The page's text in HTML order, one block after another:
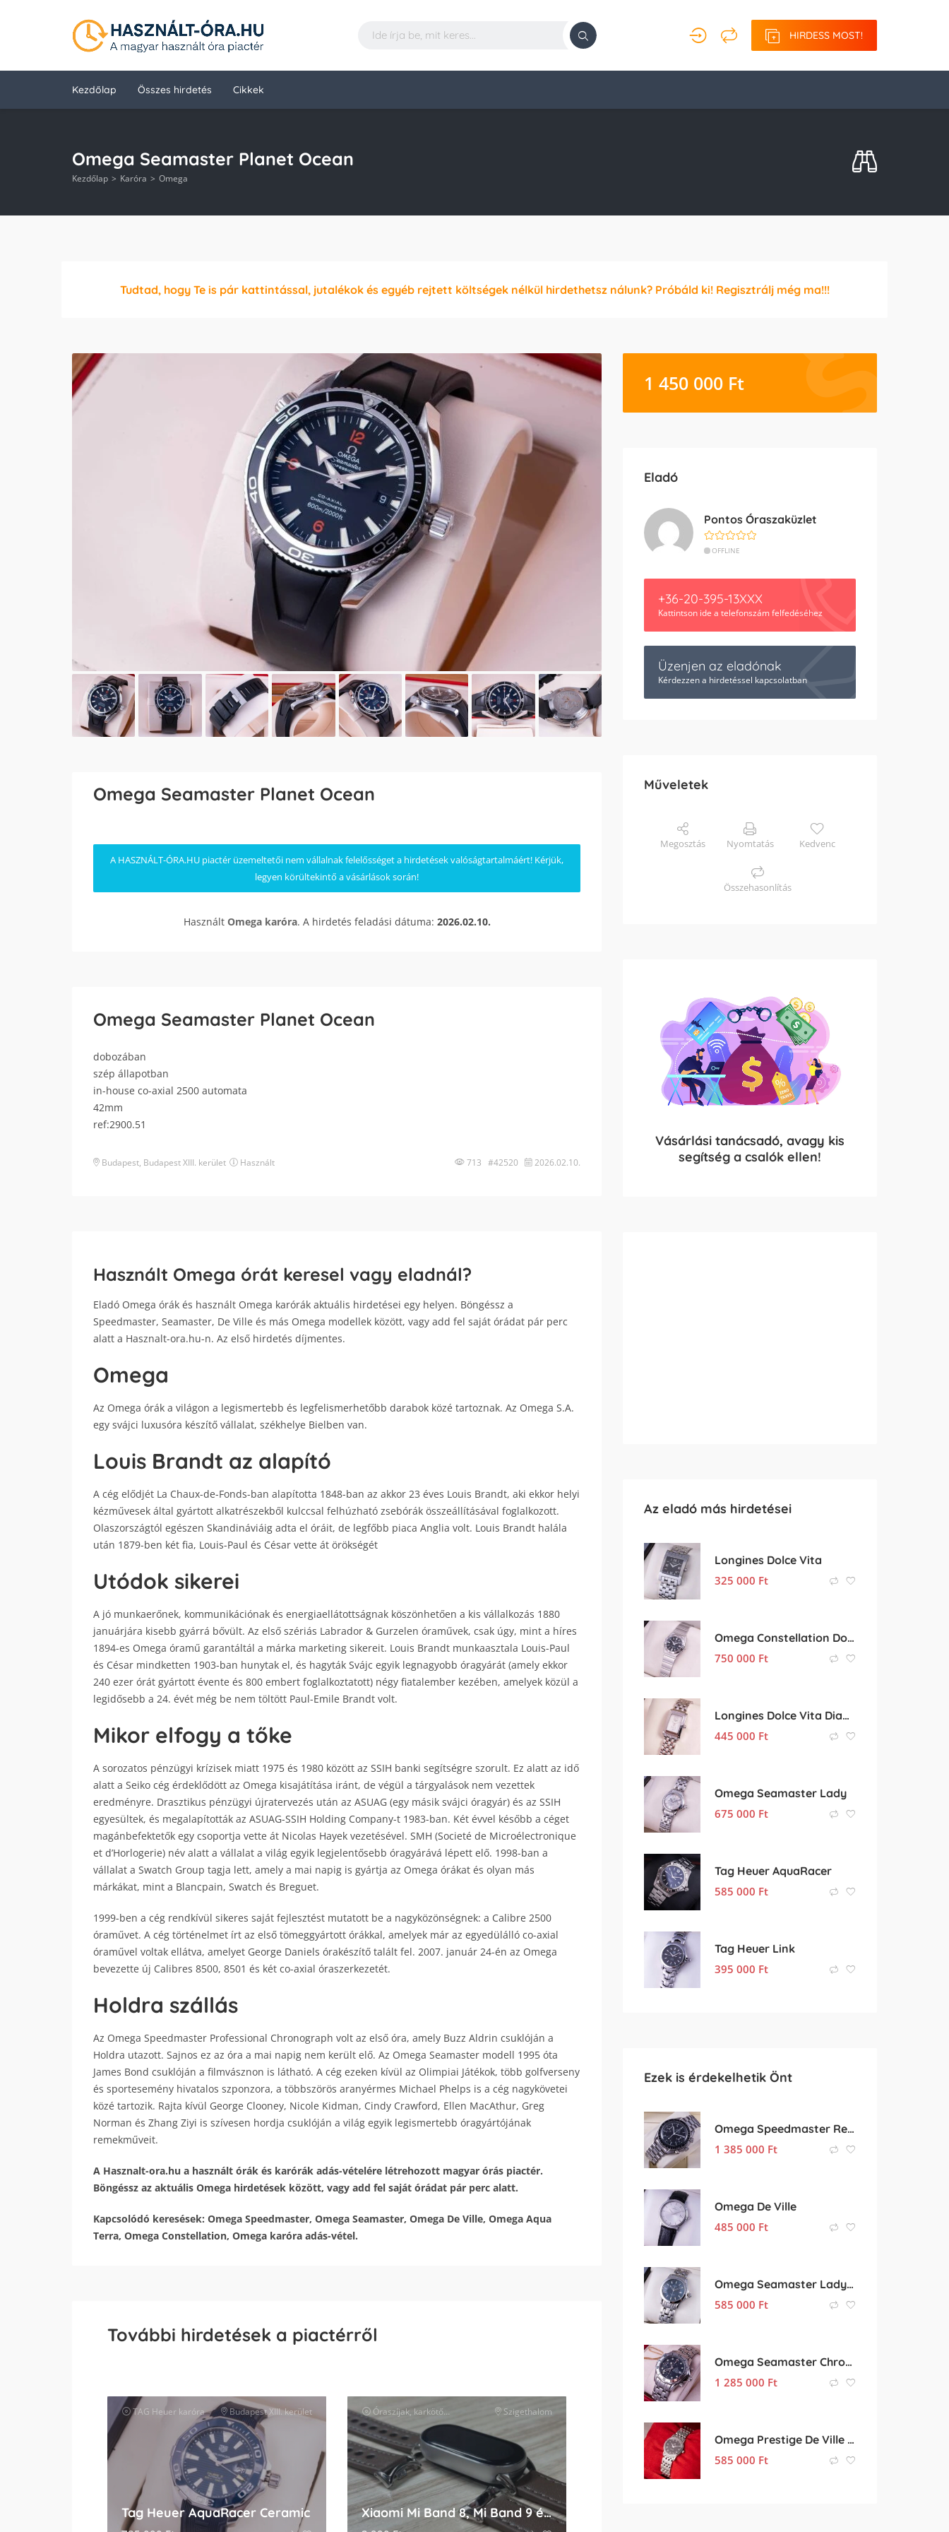
HIRDESS MOST!
Kezdőlap Összes hirdetés Cikkek
Omega Seamaster Planet Ocean
Kezdőlap Karóra Omega
Tudtad, hogy Te is pár kattintással, jutalékok és egyéb rejtett költségek nélkül hirdethetsz nálunk? Próbáld ki! Regisztrálj még ma!!!
Omega Seamaster Planet Ocean
A HASZNÁLT-ÓRA.HU piactér üzemeltetői nem vállalnak felelősséget a hirdetések valóságtartalmáért! Kérjük,
legyen körültekintő a vásárlások során!
Használt Omega karóra. A hirdetés feladási dátuma: 2026.02.10.
Omega Seamaster Planet Ocean
dobozában
szép állapotban
in-house co-axial 2500 automata
42mm
ref:2900.51
Budapest, Budapest XIII. kerület Használt 713 #42520 2026.02.10.
Használt Omega órát keresel vagy eladnál?
Eladó Omega órák és használt Omega karórák aktuális hirdetései egy helyen. Böngéssz a
Speedmaster, Seamaster, De Ville és más Omega modellek között, vagy add fel saját órádat pár perc
alatt a Hasznalt-ora.hu-n. Az első hirdetés díjmentes.
Omega
Az Omega órák a világon a legismertebb és legfelismerhetőbb darabok közé tartoznak. Az Omega S.A.
egy svájci luxusóra készítő vállalat, székhelye Bielben van.
Louis Brandt az alapító
A cég elődjét La Chaux-de-Fonds-ban alapította 1848-ban az akkor 23 éves Louis Brandt, aki ekkor helyi
kézművesek által gyártott alkatrészekből kulccsal felhúzható zsebórák összeállításával foglalkozott.
Olaszországtól egészen Skandináviáig adta el óráit, de legfőbb piaca Anglia volt. Louis Brandt halála
után 1879-ben két fia, Louis-Paul és César vette át örökségét
Utódok sikerei
A jó munkaerőnek, kommunikációnak és energiaellátottságnak köszönhetően a kis vállalkozás 1880
januárjára kisebb gyárrá bővült. Az első szériás Labrador & Gurzelen óraművek, csak úgy, mint a híres
1894-es Omega óramű garantáltál a márka marketing sikereit. Louis Brandt munkaasztala Louis-Paul
és César mindketten 1903-ban hunytak el, és hagyták Svájc egyik legnagyobb óragyárát (amely ekkor
240 ezer órát gyártott évente és 800 embert foglalkoztatott) négy fiatalember kezében, amelyek közül a
legidősebb a 24. évét még be nem töltött Paul-Emile Brandt volt.
Mikor elfogy a tőke
A sorozatos pénzügyi krízisek miatt 1975 és 1980 között az SSIH banki segítségre szorult. Ez alatt az idő
alatt a Seiko cég érdeklődött az Omega kisajátítása iránt, de végül a tárgyalások nem vezettek
eredményre. Drasztikus pénzügyi újratervezés után az ASUAG (egy másik svájci óragyár) és az SSIH
egyesültek, és megalapították az ASUAG-SSIH Holding Company-t 1983-ban. Két évvel később a céget
magánbefektetők egy csoportja vette át Nicolas Hayek vezetésével. SMH (Societé de Microélectronique
et d’Horlogerie) név alatt a vállalat a világ egyik legjelentősebb óragyárává lépett elő. 1998-ban a
vállalat a Swatch Group tagja lett, amely a mai napig is gyártja az Omega órákat és olyan más
márkákat, mint a Blancpain, Swatch és Breguet.
1999-ben a cég rendkívül sikeres saját fejlesztést mutatott be a nagyközönségnek: a Calibre 2500
óraművet. A cég történelmet írt az első tömeggyártott órákkal, amelyek már az egyedülálló co-axial
óraművel voltak ellátva, amelyet George Daniels órakészítő talált fel. 2007. január 24-én az Omega
bevezette új Calibres 8500, 8501 és két co-axial óraszerkezetét.
Holdra szállás
Az Omega Speedmaster Professional Chronograph volt az első óra, amely Buzz Aldrin csuklóján a
Holdra utazott. Sajnos ez az óra a mai napig nem került elő. Az Omega Seamaster modell 1995 óta
James Bond csuklóján a filmvásznon is látható. A cég ezeken kívül az Olimpiai Játékok, több golfverseny
és sportesemény hivatalos szponzora, a többszörös aranyérmes Michael Phelps is a cég nagykövetei
közé tartozik. Rajta kívül George Clooney, Nicole Kidman, Cindy Crawford, Ellen MacAthur, Greg
Norman és Zhang Ziyi is szívesen hordja csuklóján a világ egyik legismertebb óragyártójának
remekműveit.
A Hasznalt-ora.hu a használt órák és karórák adás-vételére létrehozott magyar órás piactér.
Böngéssz az aktuális Omega hirdetések között, vagy add fel saját órádat pár perc alatt.
Kapcsolódó keresések: Omega Speedmaster, Omega Seamaster, Omega De Ville, Omega Aqua
Terra, Omega Constellation, Omega karóra adás-vétel.
További hirdetések a piactérről
TAG Heuer karóra Budapest XIII. kerület
Tag Heuer AquaRacer Ceramic
Óraszíjak, karkötők és tartozékok óra kiegészítők
Szigethalom
Xiaomi Mi Band 8, Mi Band 9 és Mi Band 10 bőr pótszíj
1 450 000 Ft
Eladó
Pontos Óraszaküzlet
OFFLINE
+36-20-395-13XXX
Kattintson ide a telefonszám felfedéséhez
Üzenjen az eladónak
Kérdezzen a hirdetéssel kapcsolatban
Műveletek
Megosztás Nyomtatás Kedvenc
Összehasonlítás
Vásárlási tanácsadó, avagy kis
segítség a csalók ellen!
Az eladó más hirdetései
Longines Dolce Vita
325 000 Ft
Omega Constellation Double Eagle
750 000 Ft
Longines Dolce Vita Diamond White
445 000 Ft
Omega Seamaster Lady
675 000 Ft
Tag Heuer AquaRacer
585 000 Ft
Tag Heuer Link
395 000 Ft
Ezek is érdekelhetik Önt
Omega Speedmaster Reduced
1 385 000 Ft
Omega De Ville
485 000 Ft
Omega Seamaster Lady 28mm
585 000 Ft
Omega Seamaster Chronograph
1 285 000 Ft
Omega Prestige De Ville Lady
585 000 Ft